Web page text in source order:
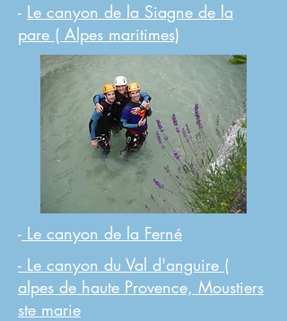
- Le canyon de la Siagne de la
pare ( Alpes maritimes)
- Le canyon de la Ferné
- Le canyon du Val d'anguire (
alpes de haute Provence, Moustiers
ste marie